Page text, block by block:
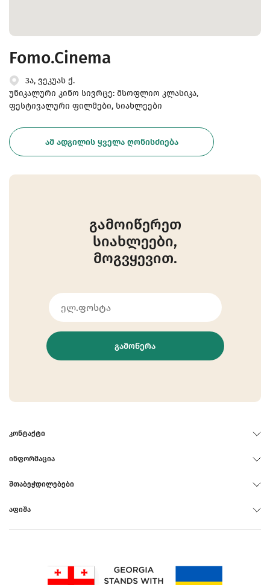
Fomo.Cinema
3ა, ვეკუას ქ.
უნიკალური კინო სივრცე: მსოფლიო კლასიკა,
ფესტივალური ფილმები, სიახლეები
ᲐᲛ ᲐᲓᲒᲘᲚᲘᲡ ᲧᲕᲔᲚᲐ ᲦᲝᲜᲘᲡᲫᲘᲔᲑᲐ
გამოიწერეთ
სიახლეები,
მოგვყევით.
ᲒᲐᲛᲝᲬᲔᲠᲐ
ᲙᲝᲜᲢᲐᲥᲢᲘ
ᲘᲜᲤᲝᲠᲛᲐᲪᲘᲐ
ᲨᲗᲐᲑᲔᲭᲓᲘᲚᲔᲑᲔᲑᲘ
ᲐᲤᲘᲨᲐ